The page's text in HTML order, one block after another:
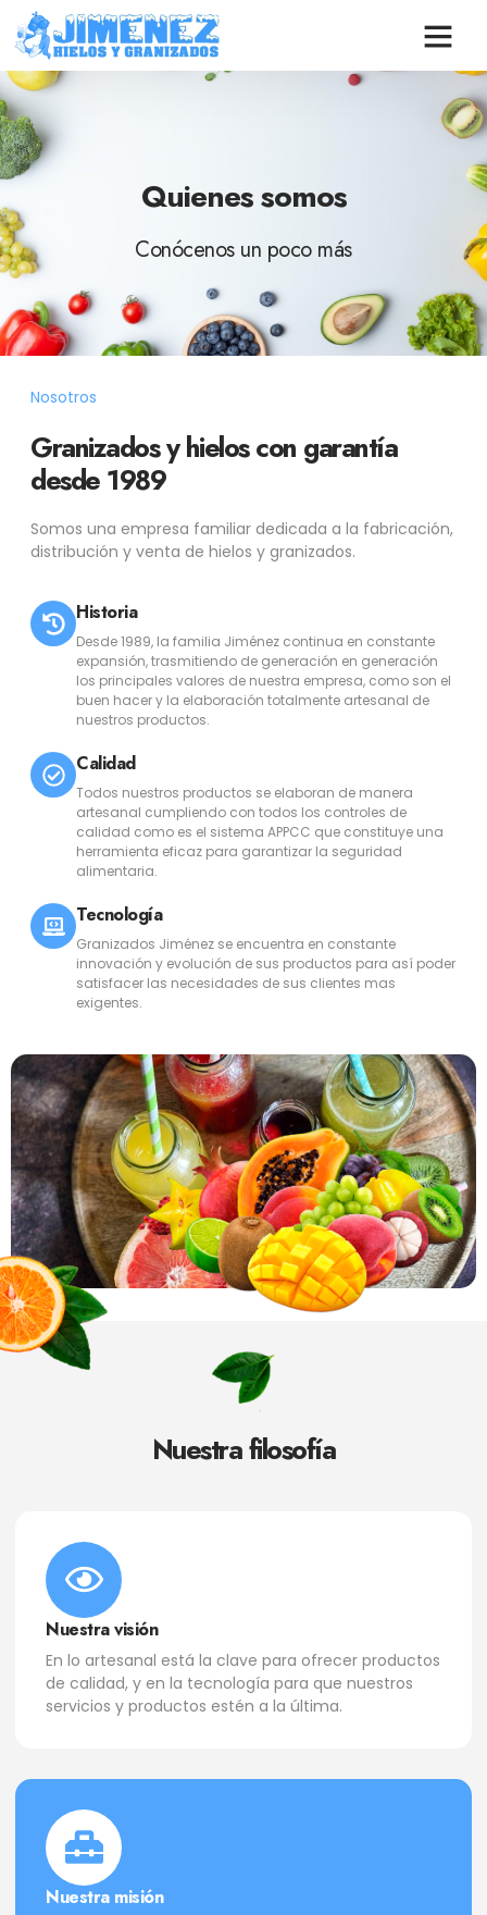
Quienes somos
Conócenos un poco más
Nosotros
Granizados y hielos con garantía
desde 1989
Somos una empresa familiar dedicada a la fabricación,
distribución y venta de hielos y granizados.
Historia
Desde 1989, la familia Jiménez continua en constante
expansión, trasmitiendo de generación en generación
los principales valores de nuestra empresa, como son el
buen hacer y la elaboración totalmente artesanal de
nuestros productos.
Calidad
Todos nuestros productos se elaboran de manera
artesanal cumpliendo con todos los controles de
calidad como es el sistema APPCC que constituye una
herramienta eficaz para garantizar la seguridad
alimentaria.
Tecnología
Granizados Jiménez se encuentra en constante
innovación y evolución de sus productos para así poder
satisfacer las necesidades de sus clientes mas
exigentes.
Nuestra filosofía
Nuestra visión
En lo artesanal está la clave para ofrecer productos
de calidad, y en la tecnología para que nuestros
servicios y productos estén a la última.
Nuestra misión